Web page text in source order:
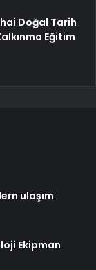
Doğal Tarih
Eğitim
ulaşım
Ekipman